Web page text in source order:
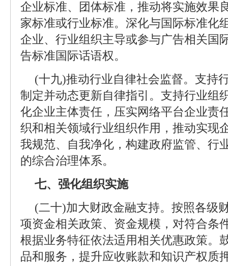
企业标准、团体标准，推动将实施效果
家标准或行业标准。深化与国际标准化
企业、行业组织主导或参与广告相关国
告标准国际话语权。
(十九)推动行业自律社会监督。支持
制定并动态更新自律指引。支持行业组
化企业主体责任，压实网络平台企业责
织和相关领域行业组织作用，推动实现
我规范、自我净化，构建政府监管、行
的综合治理体系。
七、强化组织实施
(二十)加大财政金融支持。按照各级
项资金相关政策、资金规模，对符合条
根据业务特征依法适用相关优惠政策。
品和服务，提升应收账款和知识产权质